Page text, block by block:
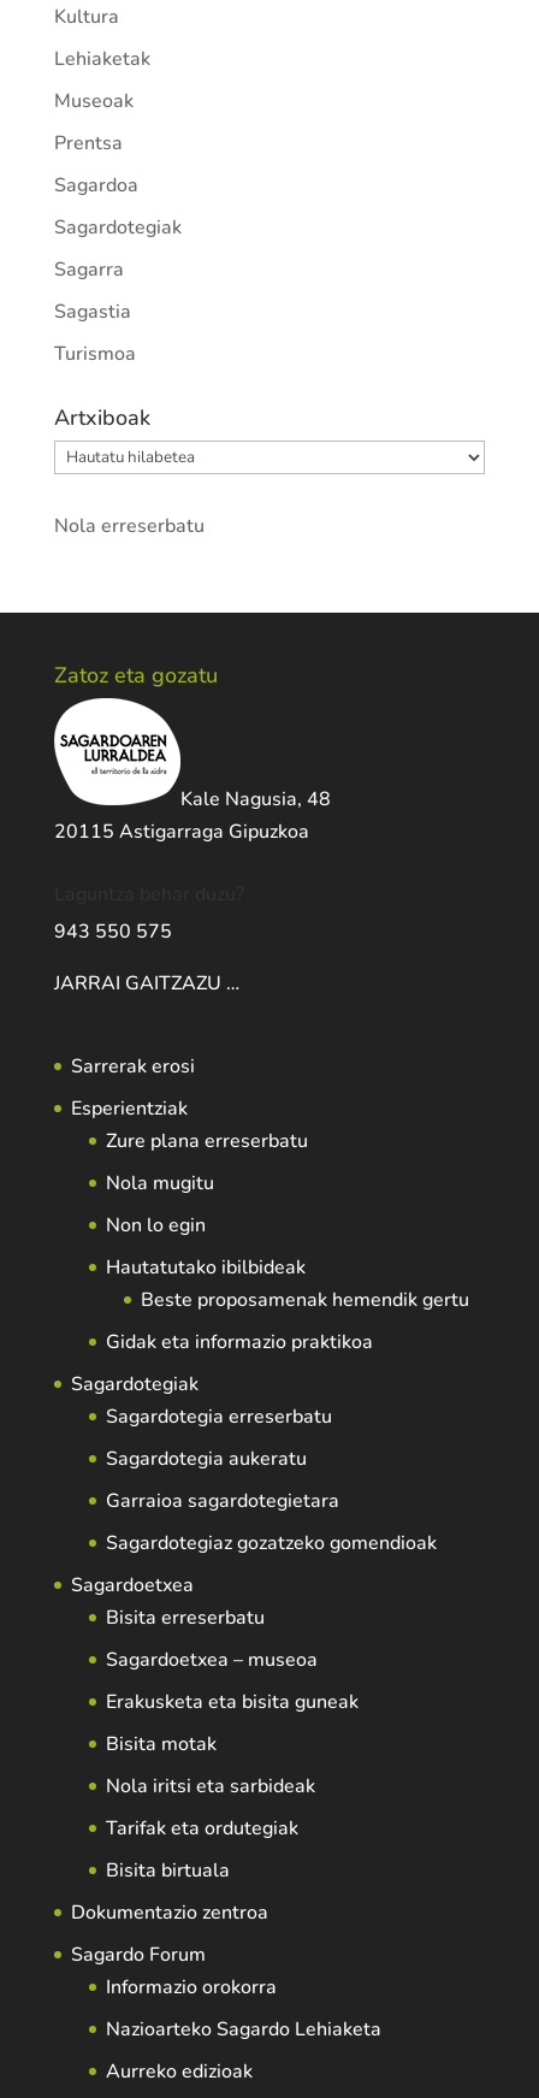
Kultura
Lehiaketak
Museoak
Prentsa
Sagardoa
Sagardotegiak
Sagarra
Sagastia
Turismoa
Artxiboak
Artxiboak
Nola erreserbatu
Zatoz eta gozatu
Kale Nagusia, 48
20115 Astigarraga Gipuzkoa
943 550 575
JARRAI GAITZAZU …
Sarrerak erosi
Esperientziak
Zure plana erreserbatu
Nola mugitu
Non lo egin
Hautatutako ibilbideak
Beste proposamenak hemendik gertu
Gidak eta informazio praktikoa
Sagardotegiak
Sagardotegia erreserbatu
Sagardotegia aukeratu
Garraioa sagardotegietara
Sagardotegiaz gozatzeko gomendioak
Sagardoetxea
Bisita erreserbatu
Sagardoetxea – museoa
Erakusketa eta bisita guneak
Bisita motak
Nola iritsi eta sarbideak
Tarifak eta ordutegiak
Bisita birtuala
Dokumentazio zentroa
Sagardo Forum
Informazio orokorra
Nazioarteko Sagardo Lehiaketa
Aurreko edizioak